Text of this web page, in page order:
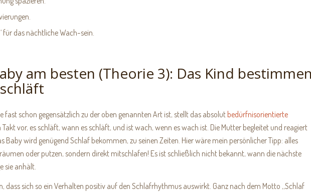
für das nächtliche Wach-sein.
am besten (Theorie 3): Das Kind
fast schon gegensätzlich zu der oben genannten Art ist, stellt das absolut bedürfnisorientierte
Takt vor, es schläft, wann es schläft, und ist wach, wenn es wach ist. Die Mutter begleitet und reagiert
Baby wird genügend Schlaf bekommen, zu seinen Zeiten. Hier wäre mein persönlicher Tipp: alles
oder putzen, sondern direkt mitschlafen! Es ist schließlich nicht bekannt, wann die nächste
sie anhält.
dass sich so ein Verhalten positiv auf den Schlafrhythmus auswirkt. Ganz nach dem Motto „Schlaf